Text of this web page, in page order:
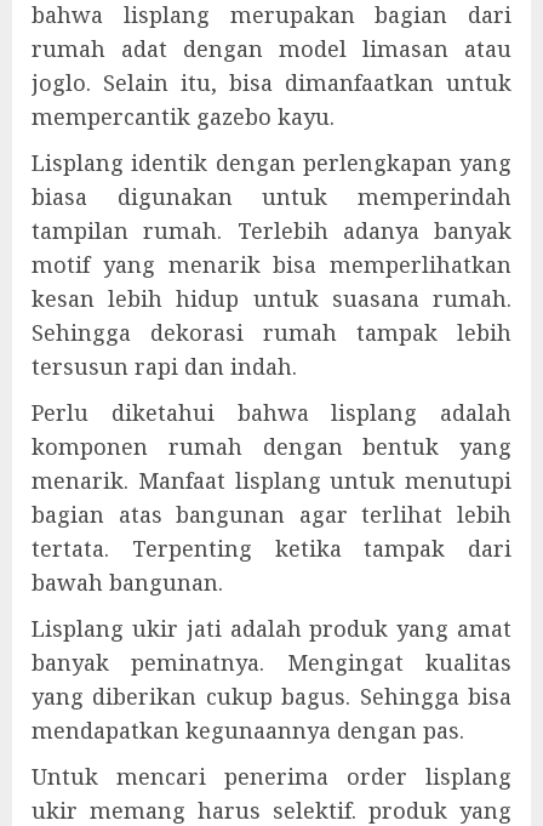
bahwa lisplang merupakan bagian dari
rumah adat dengan model limasan atau
joglo. Selain itu, bisa dimanfaatkan untuk
mempercantik gazebo kayu.
Lisplang identik dengan perlengkapan yang
biasa digunakan untuk memperindah
tampilan rumah. Terlebih adanya banyak
motif yang menarik bisa memperlihatkan
kesan lebih hidup untuk suasana rumah.
Sehingga dekorasi rumah tampak lebih
tersusun rapi dan indah.
Perlu diketahui bahwa lisplang adalah
komponen rumah dengan bentuk yang
menarik. Manfaat lisplang untuk menutupi
bagian atas bangunan agar terlihat lebih
tertata. Terpenting ketika tampak dari
bawah bangunan.
Lisplang ukir jati adalah produk yang amat
banyak peminatnya. Mengingat kualitas
yang diberikan cukup bagus. Sehingga bisa
mendapatkan kegunaannya dengan pas.
Untuk mencari penerima order lisplang
ukir memang harus selektif. produk yang